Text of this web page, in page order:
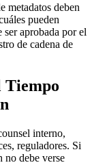
metadatos deben
pueden
aprobada por el
de cadena de
Tiempo
interno,
reguladores. Si
no debe verse